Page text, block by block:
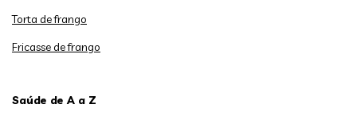
Torta de frango
Fricasse de frango
Saúde de A a Z